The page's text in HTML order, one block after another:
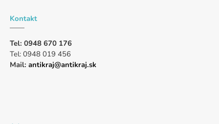
Kontakt
Tel: 0948 670 176
Tel: 0948 019 456
Mail: antikraj@antikraj.sk